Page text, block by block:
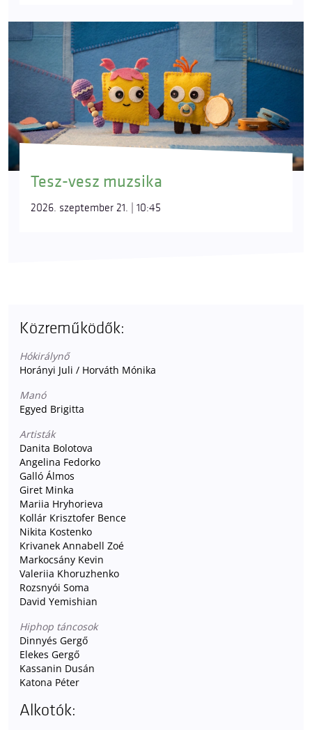
Tesz-vesz muzsika
2026. szeptember 21. | 10:45
Közreműködők:
Hókirálynő
Horányi Juli / Horváth Mónika
Manó
Egyed Brigitta
Artisták
Danita Bolotova
Angelina Fedorko
Galló Álmos
Giret Minka
Mariia Hryhorieva
Kollár Krisztofer Bence
Nikita Kostenko
Krivanek Annabell Zoé
Markocsány Kevin
Valeriia Khoruzhenko
Rozsnyói Soma
David Yemishian
Hiphop táncosok
Dinnyés Gergő
Elekes Gergő
Kassanin Dusán
Katona Péter
Alkotók: